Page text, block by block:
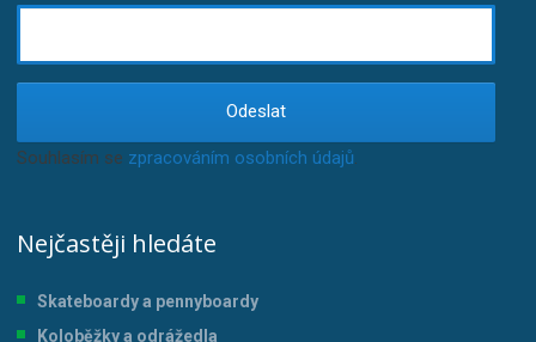
Odeslat
Souhlasím se zpracováním osobních údajů.
Nejčastěji hledáte
Skateboardy a pennyboardy
Koloběžky a odrážedla